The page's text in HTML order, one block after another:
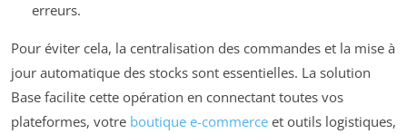
erreurs.
Pour éviter cela, la centralisation des commandes et la mise à
jour automatique des stocks sont essentielles. La solution
Base facilite cette opération en connectant toutes vos
plateformes, votre boutique e-commerce et outils logistiques,